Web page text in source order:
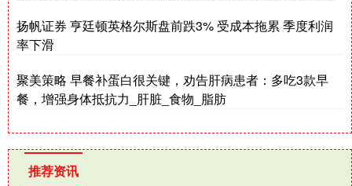
扬帆证券 亨廷顿英格尔斯盘前跌3% 受成本拖累 季度利润
率下滑
聚美策略 早餐补蛋白很关键，劝告肝病患者：多吃3款早
餐，增强身体抵抗力_肝脏_食物_脂肪
推荐资讯